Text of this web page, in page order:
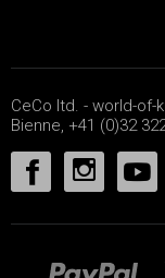
CeCo ltd. - world-of-
Bienne, +41 (0)32